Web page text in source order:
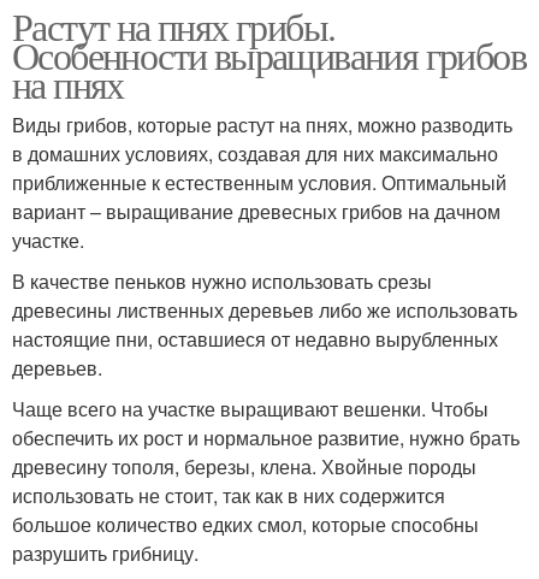
Растут на пнях грибы.
Особенности выращивания грибов
на пнях
Виды грибов, которые растут на пнях, можно разводить
в домашних условиях, создавая для них максимально
приближенные к естественным условия. Оптимальный
вариант – выращивание древесных грибов на дачном
участке.
В качестве пеньков нужно использовать срезы
древесины лиственных деревьев либо же использовать
настоящие пни, оставшиеся от недавно вырубленных
деревьев.
Чаще всего на участке выращивают вешенки. Чтобы
обеспечить их рост и нормальное развитие, нужно брать
древесину тополя, березы, клена. Хвойные породы
использовать не стоит, так как в них содержится
большое количество едких смол, которые способны
разрушить грибницу.